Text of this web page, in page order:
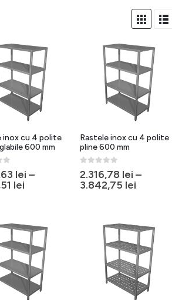
inox cu 4 polite
600 mm
lei –
lei
Rastele inox cu 4 polite
pline 600 mm
2.316,78 lei –
3.842,75 lei